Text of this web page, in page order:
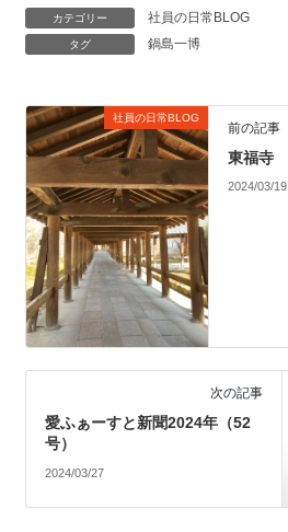
カテゴリー 社員の日常BLOG
タグ 鍋島一博
社員の日常BLOG
前の記事
東福寺
2024/03/19
次の記事
愛ふぁーすと新聞2024年（52
号）
2024/03/27